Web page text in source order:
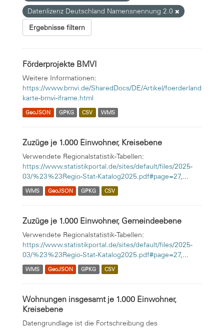
Datenlizenz Deutschland Namensnennung 2.0
Ergebnisse filtern
Förderprojekte BMVI
Weitere Informationen:
https://www.bmvi.de/SharedDocs/DE/Artikel/foerderland
karte-bmvi-iframe.html
GeoJSON GPKG CSV WMS
Zuzüge je 1.000 Einwohner, Kreisebene
Verwendete Regionalstatistik-Tabellen:
https://www.statistikportal.de/sites/default/files/2025-
03/%23%23Regio-Stat-Katalog2025.pdf#page=27,...
WMS GeoJSON GPKG CSV
Zuzüge je 1.000 Einwohner, Gemeindeebene
Verwendete Regionalstatistik-Tabellen:
https://www.statistikportal.de/sites/default/files/2025-
03/%23%23Regio-Stat-Katalog2025.pdf#page=27,...
WMS GeoJSON GPKG CSV
Wohnungen insgesamt je 1.000 Einwohner,
Kreisebene
Datengrundlage ist die Fortschreibung des